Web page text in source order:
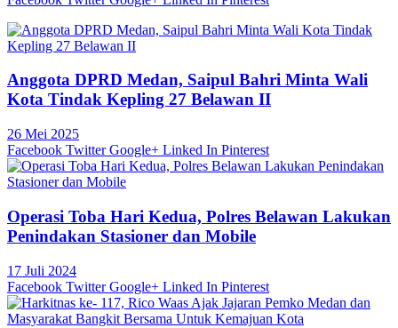
Anggota DPRD Medan, Saipul Bahri Minta Wali
Kota Tindak Kepling 27 Belawan II
26 Mei 2025
Facebook Twitter Google+ Linked In Pinterest
Operasi Toba Hari Kedua, Polres Belawan Lakukan
Penindakan Stasioner dan Mobile
17 Juli 2024
Facebook Twitter Google+ Linked In Pinterest